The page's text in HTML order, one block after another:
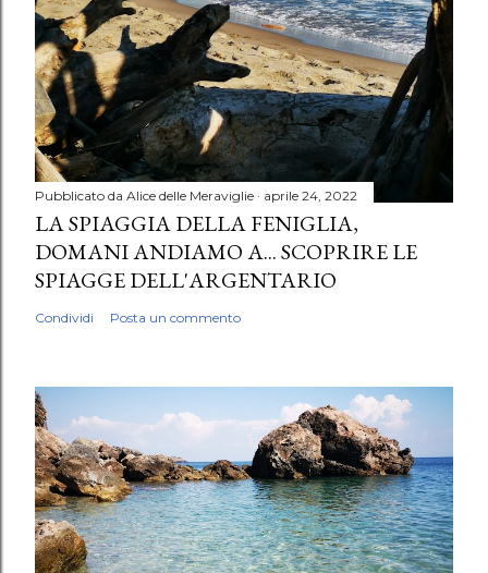
Pubblicato da Alice delle Meraviglie aprile 24, 2022
LA SPIAGGIA DELLA FENIGLIA,
DOMANI ANDIAMO A... SCOPRIRE LE
SPIAGGE DELL'ARGENTARIO
Condividi Posta un commento